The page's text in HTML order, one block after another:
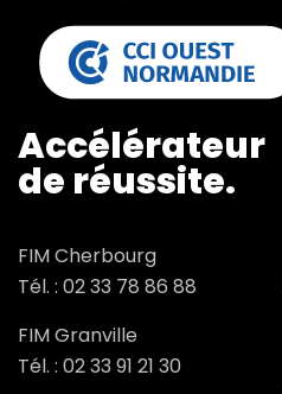
Accélérateur
de réussite.
FIM Cherbourg
Tél. : 02 33 78 86 88
FIM Granville
Tél. : 02 33 91 21 30